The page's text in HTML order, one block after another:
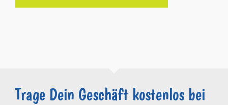
Trage Dein Geschäft kostenlos bei